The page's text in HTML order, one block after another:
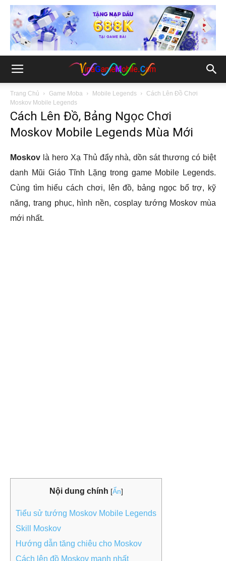
Trang Chủ Game Moba Mobile Legends
Cách Lên Đồ Chơi
Moskov Mobile Legends
Cách Lên Đồ, Bảng Ngọc Chơi
Moskov Mobile Legends Mùa Mới
Moskov là hero Xạ Thủ đẩy nhà, dồn sát thương có biệt
danh Mũi Giáo Tĩnh Lặng trong game Mobile Legends.
Cùng tìm hiểu cách chơi, lên đồ, bảng ngọc bổ trợ, kỹ
năng, trang phục, hình nền, cosplay tướng Moskov mùa
mới nhất.
Nội dung chính [Ẩn]
Tiểu sử tướng Moskov Mobile Legends
Skill Moskov
Hướng dẫn tăng chiêu cho Moskov
Cách lên đồ Moskov mạnh nhất